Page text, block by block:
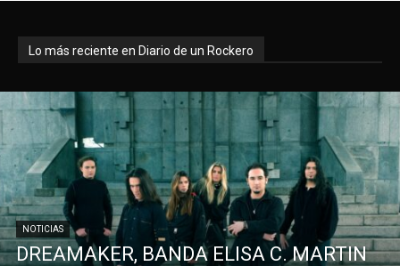
Lo más reciente en Diario de un Rockero
NOTICIAS
DREAMAKER, BANDA ELISA C. MARTIN